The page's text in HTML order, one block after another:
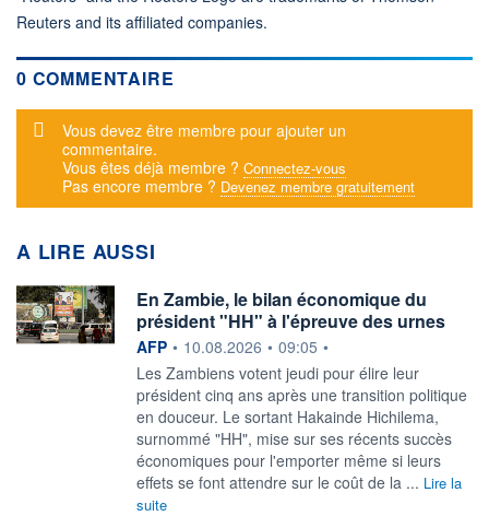
Reuters and its affiliated companies.
0 COMMENTAIRE
Message d'alerte
Vous devez être membre pour ajouter un
commentaire.
Vous êtes déjà membre ? Connectez-vous
Pas encore membre ? Devenez membre gratuitement
A LIRE AUSSI
En Zambie, le bilan économique du
président "HH" à l'épreuve des urnes
information fournie par
AFP • 10.08.2026 • 09:05 •
Les Zambiens votent jeudi pour élire leur
président cinq ans après une transition politique
en douceur. Le sortant Hakainde Hichilema,
surnommé "HH", mise sur ses récents succès
économiques pour l'emporter même si leurs
effets se font attendre sur le coût de la ... Lire la
suite